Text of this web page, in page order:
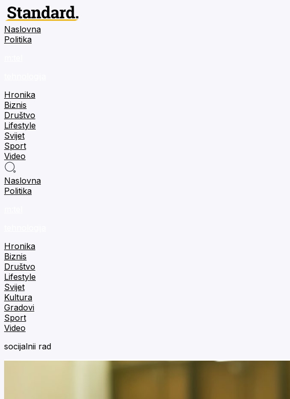
Naslovna
Politika
Hronika
Biznis
Društvo
Lifestyle
Svijet
Sport
Video
Naslovna
Politika
Hronika
Biznis
Društvo
Lifestyle
Svijet
Kultura
Gradovi
Sport
Video
socijalnii rad